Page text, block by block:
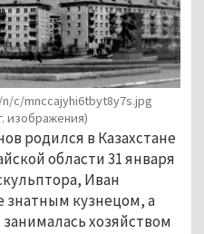
c/mnccajyhi6tbyt8y7s.jpg
изображения)
родился в Казахстане
области 31 января
Иван
знатным кузнецом, а
хозяйством